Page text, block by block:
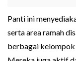
Panti ini
serta area ramah
berbagai kelompok